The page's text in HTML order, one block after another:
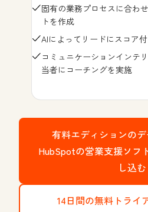
固有の業務プロセスに合わ
トを作成
AIによってリードにスコア
コミュニケーションインテ
当者にコーチングを実施
有料エディションの
HubSpotの営業支援ソフ
し込む
14日間の無料トライ